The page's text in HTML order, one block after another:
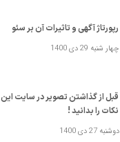
رپورتاژ آگهی و تاثیرات آن بر سئو
چهار شنبه 29 دی 1400
قبل از گذاشتن تصویر در سایت این
نکات را بدانید !
دوشنبه 27 دی 1400